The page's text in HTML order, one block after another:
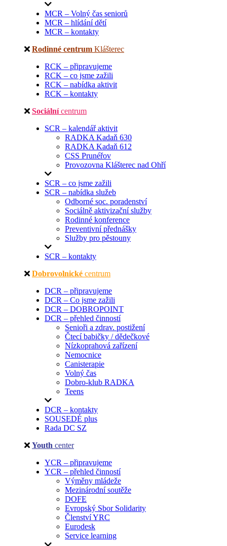
MCR – Volný čas seniorů
MCR – hlídání dětí
MCR – kontakty
Rodinné centrum Klášterec
RCK – připravujeme
RCK – co jsme zažili
RCK – nabídka aktivit
RCK – kontakty
Sociální centrum
SCR – kalendář aktivit
RADKA Kadaň 630
RADKA Kadaň 612
CSS Prunéřov
Provozovna Klášterec nad Ohří
SCR – co jsme zažili
SCR – nabídka služeb
Odborné soc. poradenství
Sociálně aktivizační služby
Rodinné konference
Preventivní přednášky
Služby pro pěstouny
SCR – kontakty
Dobrovolnické centrum
DCR – připravujeme
DCR – Co jsme zažili
DCR – DOBROPOINT
DCR – přehled činností
Senioři a zdrav. postižení
Čtecí babičky / dědečkové
Nízkoprahová zařízení
Nemocnice
Canisterapie
Volný čas
Dobro-klub RADKA
Teens
DCR – kontakty
SOUSEDÉ plus
Rada DC SZ
Youth center
YCR – připravujeme
YCR – přehled činností
Výměny mládeže
Mezinárodní soutěže
DOFE
Evropský Sbor Solidarity
Členství YRC
Eurodesk
Service learning